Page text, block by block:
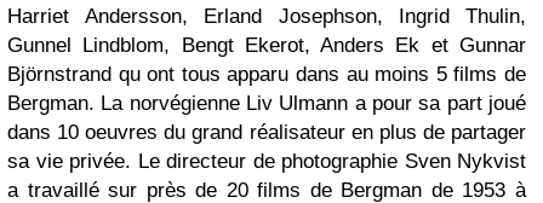
Harriet Andersson, Erland Josephson, Ingrid Thulin,
Gunnel Lindblom, Bengt Ekerot, Anders Ek et Gunnar
Björnstrand qu ont tous apparu dans au moins 5 films de
Bergman. La norvégienne Liv Ulmann a pour sa part joué
dans 10 oeuvres du grand réalisateur en plus de partager
sa vie privée. Le directeur de photographie Sven Nykvist
a travaillé sur près de 20 films de Bergman de 1953 à